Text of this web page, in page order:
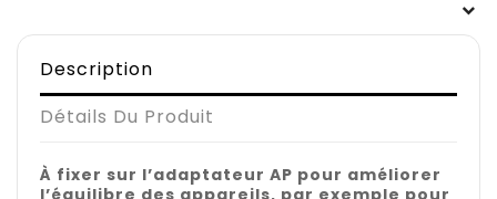
Description
Détails Du Produit
À fixer sur l’adaptateur AP pour améliorer